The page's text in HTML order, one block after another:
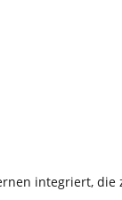
integriert,